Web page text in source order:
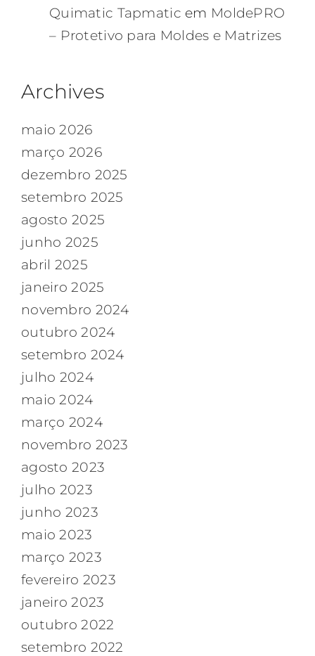
Quimatic Tapmatic em MoldePRO
– Protetivo para Moldes e Matrizes
Archives
maio 2026
março 2026
dezembro 2025
setembro 2025
agosto 2025
junho 2025
abril 2025
janeiro 2025
novembro 2024
outubro 2024
setembro 2024
julho 2024
maio 2024
março 2024
novembro 2023
agosto 2023
julho 2023
junho 2023
maio 2023
março 2023
fevereiro 2023
janeiro 2023
outubro 2022
setembro 2022